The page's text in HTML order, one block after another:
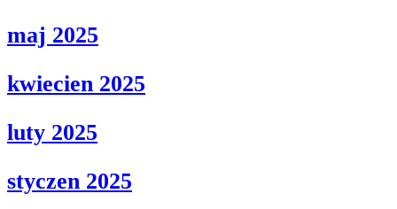
maj 2025
kwiecien 2025
luty 2025
styczen 2025